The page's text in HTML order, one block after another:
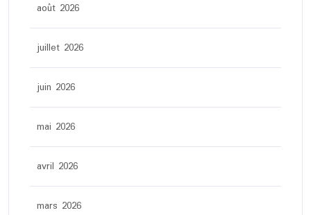
août 2026
juillet 2026
juin 2026
mai 2026
avril 2026
mars 2026